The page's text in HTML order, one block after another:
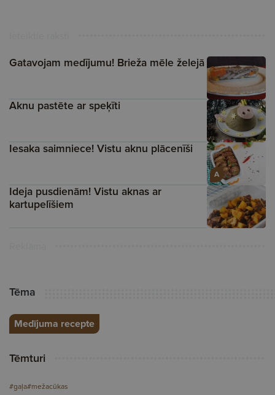
Gatavojam medījumu! Brieža mēle želejā
Aknu pastēte ar speķīti
A
Iesaka saimniece! Vistu aknu plācenīši
Ideja pusdienām! Vistu aknas ar
kartupelīšiem
Tēma
Medījuma recepte
Tēmturi
#gaļa#mežacūkas